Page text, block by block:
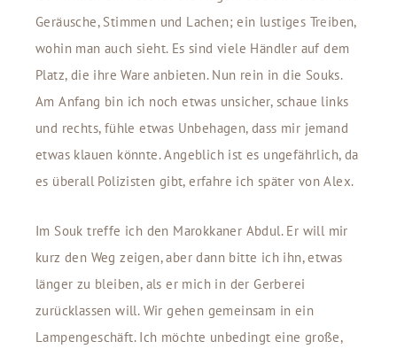
Geräusche, Stimmen und Lachen; ein lustiges Treiben,
wohin man auch sieht. Es sind viele Händler auf dem
Platz, die ihre Ware anbieten. Nun rein in die Souks.
Am Anfang bin ich noch etwas unsicher, schaue links
und rechts, fühle etwas Unbehagen, dass mir jemand
etwas klauen könnte. Angeblich ist es ungefährlich, da
es überall Polizisten gibt, erfahre ich später von Alex.
Im Souk treffe ich den Marokkaner Abdul. Er will mir
kurz den Weg zeigen, aber dann bitte ich ihn, etwas
länger zu bleiben, als er mich in der Gerberei
zurücklassen will. Wir gehen gemeinsam in ein
Lampengeschäft. Ich möchte unbedingt eine große,